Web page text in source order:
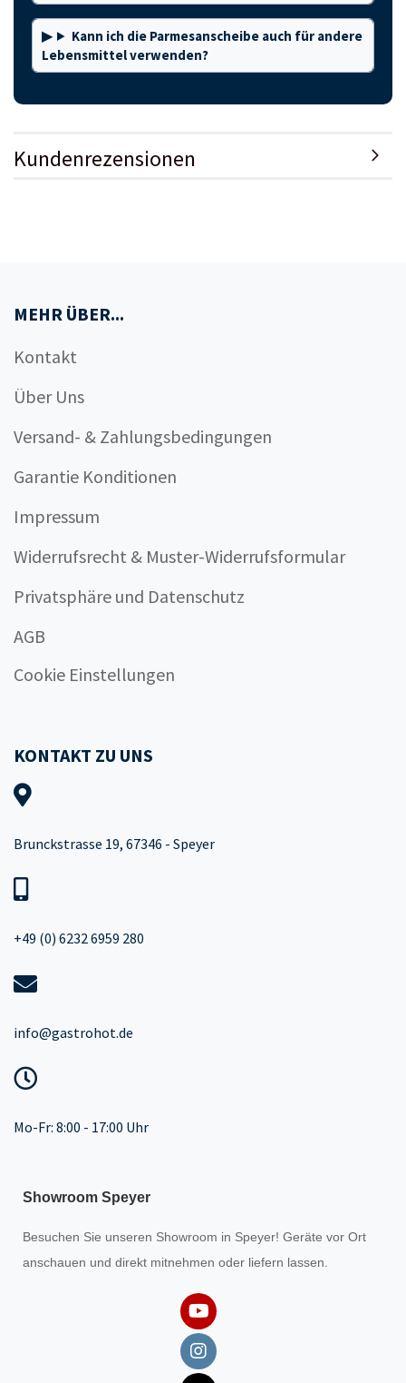
Kann ich die Parmesanscheibe auch für andere
Lebensmittel verwenden?
Kundenrezensionen
MEHR ÜBER...
Kontakt
Über Uns
Versand- & Zahlungsbedingungen
Garantie Konditionen
Impressum
Widerrufsrecht & Muster-Widerrufsformular
Privatsphäre und Datenschutz
AGB
Cookie Einstellungen
KONTAKT ZU UNS
Brunckstrasse 19, 67346 - Speyer
+49 (0) 6232 6959 280
info@gastrohot.de
Mo-Fr: 8:00 - 17:00 Uhr
Showroom Speyer
Besuchen Sie unseren Showroom in Speyer! Geräte vor Ort
anschauen und direkt mitnehmen oder liefern lassen.